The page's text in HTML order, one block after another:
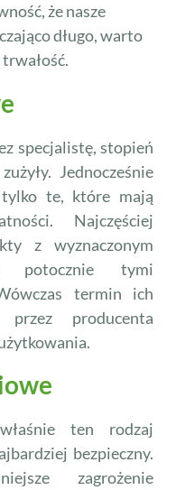
że nasze
długo, warto
specjalistę, stopień
Jednocześnie
te, które mają
Najczęściej
z wyznaczonym
potocznie tymi
termin ich
producenta
ten rodzaj
bezpieczny.
zagrożenie